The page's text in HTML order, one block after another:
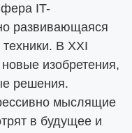
IT-
развивающаяся
В XXI
изобретения,
решения.
мыслящие
в будущее и